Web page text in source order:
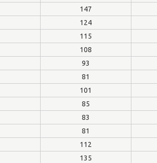
147
124
115
108
93
81
101
85
83
81
112
135